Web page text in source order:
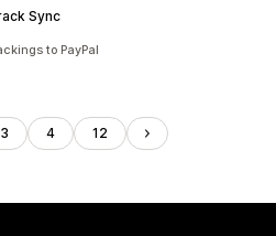
Sync
to PayPal
3 4 12